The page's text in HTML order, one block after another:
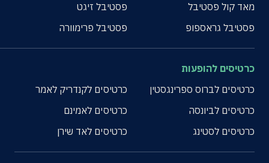
מאד קול פסטיבל
פסטיבל זיגט
פסטיבל גראספופ
פסטיבל פרימוורה
כרטיסים להופעות
כרטיסים לברוס ספרינגסטין
כרטיסים לקנדריק לאמר
כרטיסים לביונסה
כרטיסים לאמינם
כרטיסים לסטינג
כרטיסים לאד שירן